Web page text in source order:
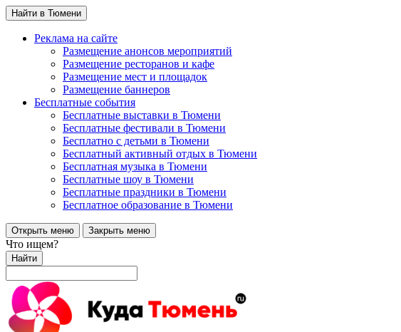
Найти в Тюмени
Реклама на сайте
Размещение анонсов мероприятий
Размещение ресторанов и кафе
Размещение мест и площадок
Размещение баннеров
Бесплатные события
Бесплатные выставки в Тюмени
Бесплатные фестивали в Тюмени
Бесплатно с детьми в Тюмени
Бесплатный активный отдых в Тюмени
Бесплатная музыка в Тюмени
Бесплатные шоу в Тюмени
Бесплатные праздники в Тюмени
Бесплатное образование в Тюмени
Открыть меню Закрыть меню
Что ищем?
Найти